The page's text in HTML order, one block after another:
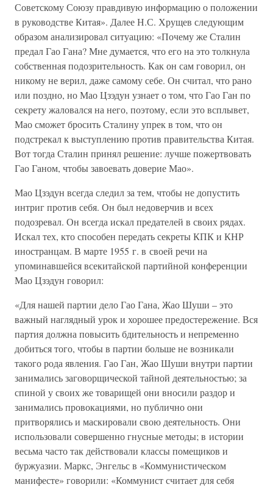
Советскому Союзу правдивую информацию о положении
в руководстве Китая». Далее Н.С. Хрущев следующим
образом анализировал ситуацию: «Почему же Сталин
предал Гао Гана? Мне думается, что его на это толкнула
собственная подозрительность. Как он сам говорил, он
никому не верил, даже самому себе. Он считал, что рано
или поздно, но Мао Цзэдун узнает о том, что Гао Ган по
секрету жаловался на него, поэтому, если это всплывет,
Мао сможет бросить Сталину упрек в том, что он
подстрекал к выступлению против правительства Китая.
Вот тогда Сталин принял решение: лучше пожертвовать
Гао Ганом, чтобы завоевать доверие Мао».
Мао Цзэдун всегда следил за тем, чтобы не допустить
интриг против себя. Он был недоверчив и всех
подозревал. Он всегда искал предателей в своих рядах.
Искал тех, кто способен передать секреты КПК и КНР
иностранцам. В марте 1955 г. в своей речи на
упоминавшейся всекитайской партийной конференции
Мао Цзэдун говорил:
«Для нашей партии дело Гао Гана, Жао Шуши – это
важный наглядный урок и хорошее предостережение. Вся
партия должна повысить бдительность и непременно
добиться того, чтобы в партии больше не возникали
такого рода явления. Гао Ган, Жао Шуши внутри партии
занимались заговорщической тайной деятельностью; за
спиной у своих же товарищей они вносили раздор и
занимались провокациями, но публично они
притворялись и маскировали свою деятельность. Они
использовали совершенно гнусные методы; в истории
весьма часто так действовали классы помещиков и
буржуазии. Маркс, Энгельс в «Коммунистическом
манифесте» говорили: «Коммунист считает для себя